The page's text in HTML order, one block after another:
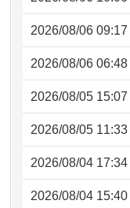
2026/08/06 09:17
2026/08/06 06:48
2026/08/05 15:07
2026/08/05 11:33
2026/08/04 17:34
2026/08/04 15:40